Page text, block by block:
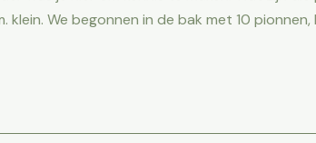
klein. We begonnen in de bak met 10